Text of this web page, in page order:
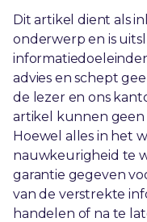
Dit artikel dient als
onderwerp en is
advies en schept
de lezer en ons
artikel kunnen
Hoewel alles in het
nauwkeurigheid te
garantie gegeven
van de verstrekte
handelen of na te